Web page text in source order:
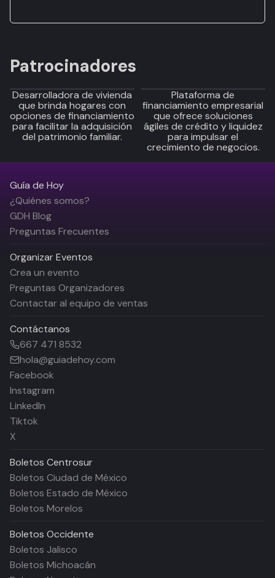
Patrocinadores
Desarrolladora de vivienda
que brinda hogares con
opciones de financiamiento
para facilitar la adquisición
del patrimonio familiar.
Plataforma de
financiamiento empresarial
que ofrece soluciones
ágiles de crédito y liquidez
para impulsar el
crecimiento de negocios.
Guía de Hoy
¿Quiénes somos?
GDH Blog
Preguntas Frecuentes
Organizar Eventos
Crea un evento
Preguntas Organizadores
Contactar al equipo de ventas
Contáctanos
667 471 8532
hola@guiadehoy.com
Facebook
Instagram
LinkedIn
Tiktok
X
Boletos Centrosur
Boletos Ciudad de México
Boletos Estado de México
Boletos Morelos
Boletos Occidente
Boletos Jalisco
Boletos Michoacán